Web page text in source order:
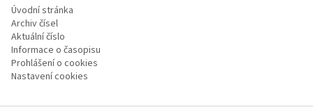
Úvodní stránka
Archiv čísel
Aktuální číslo
Informace o časopisu
Prohlášení o cookies
Nastavení cookies